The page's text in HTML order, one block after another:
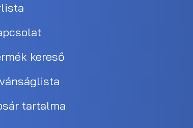
kereső
tartalma